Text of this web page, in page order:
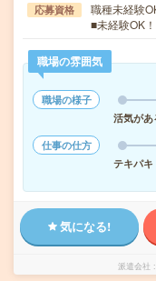
応募資格
職種未経験
■未経験OK！
職場の雰囲気
職場の様子
活気があ
仕事の仕方
テキパキ
気になる!
派遣会社